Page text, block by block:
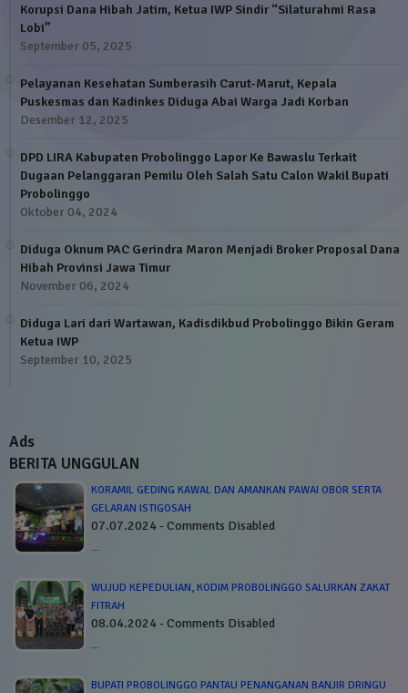
Korupsi Dana Hibah Jatim, Ketua IWP Sindir “Silaturahmi Rasa
Lobi”
September 05, 2025
Pelayanan Kesehatan Sumberasih Carut-Marut, Kepala
Puskesmas dan Kadinkes Diduga Abai Warga Jadi Korban
Desember 12, 2025
DPD LIRA Kabupaten Probolinggo Lapor Ke Bawaslu Terkait
Dugaan Pelanggaran Pemilu Oleh Salah Satu Calon Wakil Bupati
Probolinggo
Oktober 04, 2024
Diduga Oknum PAC Gerindra Maron Menjadi Broker Proposal Dana
Hibah Provinsi Jawa Timur
November 06, 2024
Diduga Lari dari Wartawan, Kadisdikbud Probolinggo Bikin Geram
Ketua IWP
September 10, 2025
Ads
BERITA UNGGULAN
KORAMIL GEDING KAWAL DAN AMANKAN PAWAI OBOR SERTA
GELARAN ISTIGOSAH
07.07.2024 - Comments Disabled
…
WUJUD KEPEDULIAN, KODIM PROBOLINGGO SALURKAN ZAKAT
FITRAH
08.04.2024 - Comments Disabled
…
BUPATI PROBOLINGGO PANTAU PENANGANAN BANJIR DRINGU